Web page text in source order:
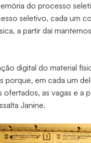
do processo
seletivo, cada um
a partir daí
digital do material
em cada um
as vagas e a
Janine.